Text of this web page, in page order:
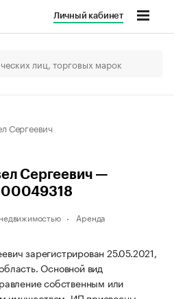
Личный кабинет
Сергеевич
Сергеевич —
Аренда
зарегистрирован 25.05.2021,
Основной вид
собственным или